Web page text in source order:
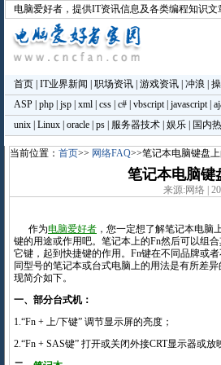
电脑爱好者 ，提供IT资讯信息及各类编程知识
首页| IT业界新闻 职场资讯| 游戏资讯| 冲浪
ASP| php| jsp| xml| css| c#| vbscript| javascript|
unix| Linux| oracle| ps| 服务器技术| 娱乐| 国内
当前位置： 首页>> 网络FAQ>>笔记本电脑键盘
笔记本电脑键
来源:网络 |
作为电脑爱好者 ，您一定想了解笔记本电脑
键的用途或作用吧。笔记本上的Fn然后可以组
它键，起到快捷键的作用。Fn键在不同品牌或者
同型号的笔记本或台式电脑上的用法是有所差异
现简介如下。
一、部分台式机：
1.“Fn + 上/下键” 调节显示屏的亮度；
2.“Fn + SAS键” 打开或关闭外接CRT显示器或放